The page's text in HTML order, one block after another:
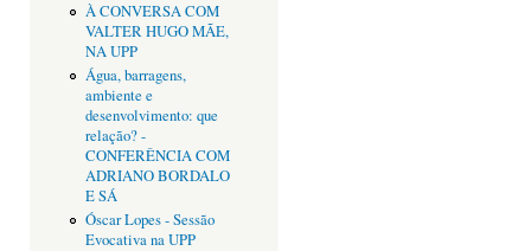
À CONVERSA COM
VALTER HUGO MÃE,
NA UPP
Água, barragens,
ambiente e
desenvolvimento: que
relação? -
CONFERÊNCIA COM
ADRIANO BORDALO
E SÁ
Óscar Lopes - Sessão
Evocativa na UPP